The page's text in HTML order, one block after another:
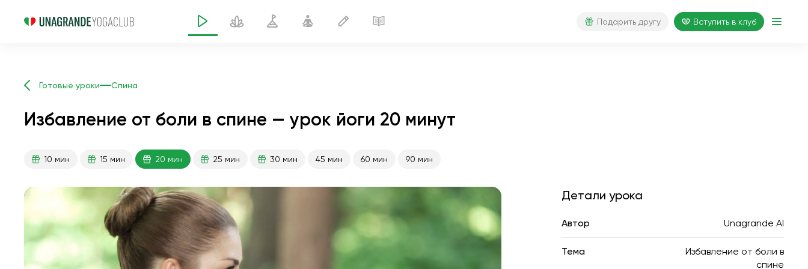
Подарить другу Вступить в клуб
Готовые уроки Спина
Избавление от боли в спине — урок йоги 20 минут
10 мин 15 мин 20 мин 25 мин 30 мин 45 мин 60 мин 90 мин
внутренний покой
Детали урока
Автор Unagrande AI
Тема
Избавление от боли в
спине